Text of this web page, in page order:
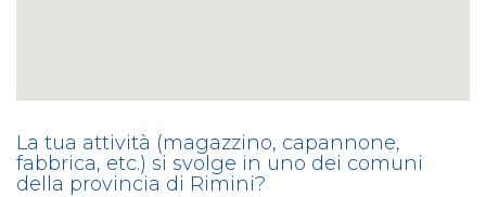
La tua attività (magazzino, capannone,
fabbrica, etc.) si svolge in uno dei comuni
della provincia di Rimini?